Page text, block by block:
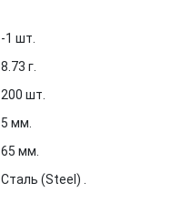
-1 шт.
8.73 г.
200 шт.
5 мм.
65 мм.
Сталь (Steel) .